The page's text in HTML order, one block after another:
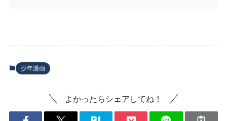
少年漫画
よかったらシェアしてね！